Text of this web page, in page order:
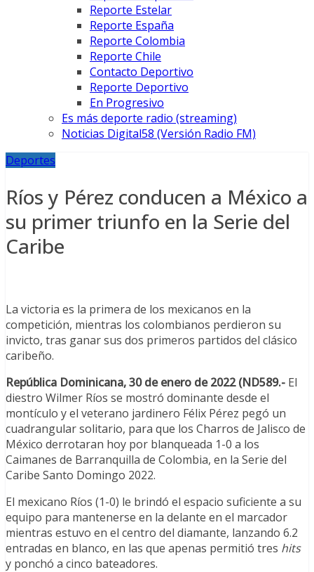
Reporte Estelar
Reporte España
Reporte Colombia
Reporte Chile
Contacto Deportivo
Reporte Deportivo
En Progresivo
Es más deporte radio (streaming)
Noticias Digital58 (Versión Radio FM)
Deportes
Ríos y Pérez conducen a México a
su primer triunfo en la Serie del
Caribe
La victoria es la primera de los mexicanos en la
competición, mientras los colombianos perdieron su
invicto, tras ganar sus dos primeros partidos del clásico
caribeño.
República Dominicana, 30 de enero de 2022 (ND589.- El
diestro Wilmer Ríos se mostró dominante desde el
montículo y el veterano jardinero Félix Pérez pegó un
cuadrangular solitario, para que los Charros de Jalisco de
México derrotaran hoy por blanqueada 1-0 a los
Caimanes de Barranquilla de Colombia, en la Serie del
Caribe Santo Domingo 2022.
El mexicano Ríos (1-0) le brindó el espacio suficiente a su
equipo para mantenerse en la delante en el marcador
mientras estuvo en el centro del diamante, lanzando 6.2
entradas en blanco, en las que apenas permitió tres hits
y ponchó a cinco bateadores.